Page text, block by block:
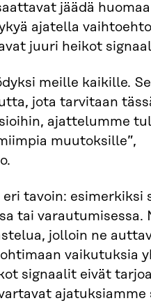
jäädä
ajatella
juuri heikot
meille kaikille.
jota tarvitaan
ajattelumme
muutoksille”,
tavoin: esimerkiksi
tai varautumisessa.
jolloin ne
vaikutuksia
signaalit eivät
ajatuksiamme